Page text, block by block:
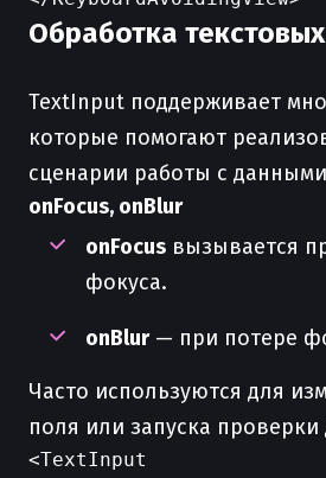
Обработка
TextInput поддерживает
которые помогают
сценарии работы с
onFocus, onBlur
onFocus вызывается
фокуса.
onBlur— при потере
Часто используются для
поля или запуска
<TextInput